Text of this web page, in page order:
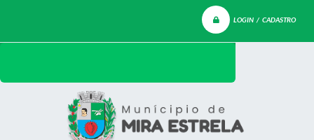
LOGIN / CADASTRO